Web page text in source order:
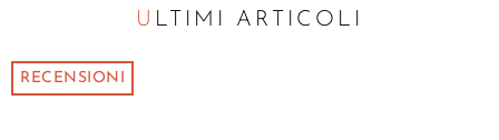
ULTIMI ARTICOLI
RECENSIONI